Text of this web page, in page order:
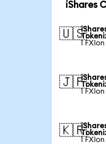
iShares
🇺🇸
1
🇯🇵
1
🇰🇷
1